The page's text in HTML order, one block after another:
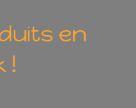
en
!